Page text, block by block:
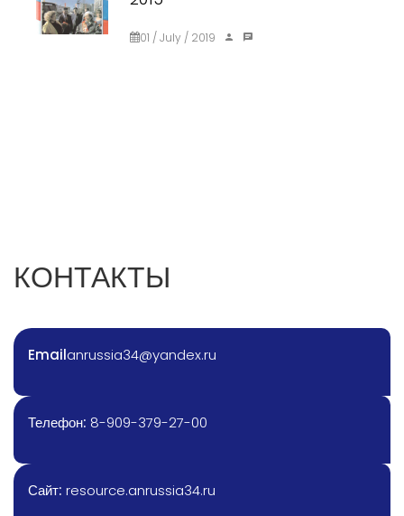
01 / July / 2019
КОНТАКТЫ
Emailanrussia34@yandex.ru
Телефон: 8-909-379-27-00
Сайт: resource.anrussia34.ru